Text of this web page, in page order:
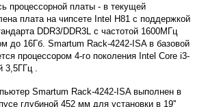
процессорной платы - в текущей
плата на чипсете Intel H81 с поддержкой
DDR3/DDR3L с частотой 1600МГц
до 16Гб. Smartum Rack-4242-ISA в базовой
процессором 4-го поколения Intel Core i3-
3,5ГГц .
Smartum Rack-4242-ISA выполнен в
глубиной 452 мм для установки в 19''